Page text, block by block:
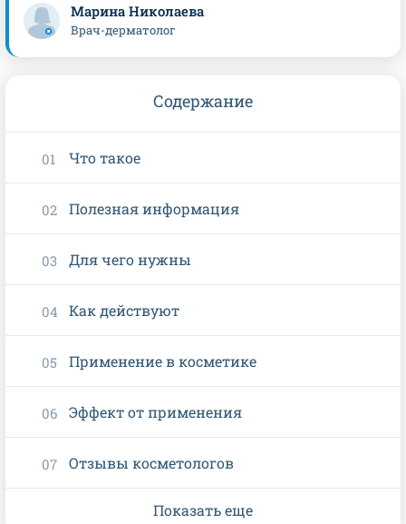
Марина Николаева
Врач-дерматолог
Содержание
Что такое
Полезная информация
Для чего нужны
Как действуют
Применение в косметике
Эффект от применения
Отзывы косметологов
Показать еще